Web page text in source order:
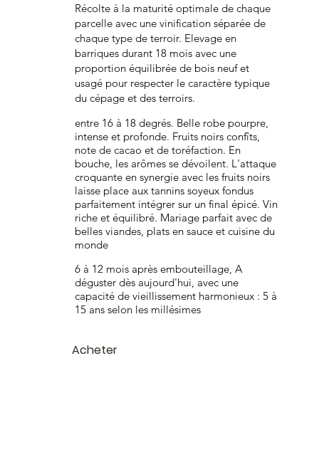
Récolte à la maturité optimale de chaque
parcelle avec une vinification séparée de
chaque type de terroir. Elevage en
barriques durant 18 mois avec une
proportion équilibrée de bois neuf et
usagé pour respecter le caractère typique
du cépage et des terroirs.
entre 16 à 18 degrés. Belle robe pourpre,
intense et profonde. Fruits noirs confîts,
note de cacao et de toréfaction. En
bouche, les arômes se dévoilent. L'attaque
croquante en synergie avec les fruits noirs
laisse place aux tannins soyeux fondus
parfaitement intégrer sur un final épicé. Vin
riche et équilibré. Mariage parfait avec de
belles viandes, plats en sauce et cuisine du
monde
Acheter
6 à 12 mois après embouteillage, A
déguster dès aujourd'hui, avec une
capacité de vieillissement harmonieux : 5 à
15 ans selon les millésimes